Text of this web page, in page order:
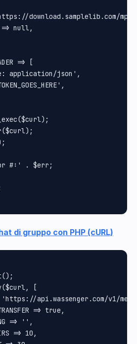
download.samplelib.com/
null,
=> [
application/json',
#:' . $err;
di gruppo con PHP (cURL)
[
api.wassenger.com/v1/
=> true,
=> '',
=> 10,